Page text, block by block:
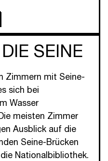
SEINE
Zimmern mit Seine-
sich bei
Wasser
meisten Zimmer
Ausblick auf die
Seine-Brücken
Nationalbibliothek.